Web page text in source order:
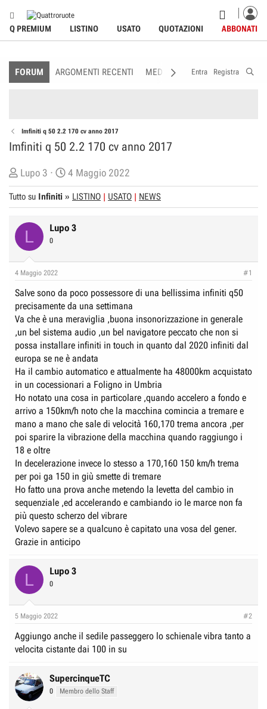
Q PREMIUM LISTINO USATO QUOTAZIONI ABBONATI
FORUM ARGOMENTI RECENTI MEDIA MEMBRI
Entra Registra
Imfiniti q 50 2.2 170 cv anno 2017
Imfiniti q 50 2.2 170 cv anno 2017
C
r
e
t
e
D
i
s
c
u
s
s
i
o
n
e
Lupo 3
D
a
t
d
z
i
o
4 Maggio 2022
Tutto su Infiniti » LISTINO USATO NEWS
L Lupo 3
0
4 Maggio 2022 #1
Salve sono da poco possessore di una bellissima infiniti q50
precisamente da una settimana
Va che è una meraviglia ,buona insonorizzazione in generale
,un bel sistema audio ,un bel navigatore peccato che non si
possa installare infiniti in touch in quanto dal 2020 infiniti dal
europa se ne è andata
Ha il cambio automatico e attualmente ha 48000km acquistato
in un cocessionari a Foligno in Umbria
Ho notato una cosa in particolare ,quando accelero a fondo e
arrivo a 150km/h noto che la macchina comincia a tremare e
mano a mano che sale di velocità 160,170 trema ancora ,per
poi sparire la vibrazione della macchina quando raggiungo i
18 e oltre
In decelerazione invece lo stesso a 170,160 150 km/h trema
per poi ga 150 in giù smette di tremare
Ho fatto una prova anche metendo la levetta del cambio in
sequenziale ,ed accelerando e cambiando io le marce non fa
più questo scherzo del vibrare
Volevo sapere se a qualcuno è capitato una vosa del gener.
Grazie in anticipo
L Lupo 3
0
5 Maggio 2022 #2
Aggiungo anche il sedile passeggero lo schienale vibra tanto a
velocita cistante dai 100 in su
SupercinqueTC
0 Membro dello Staff